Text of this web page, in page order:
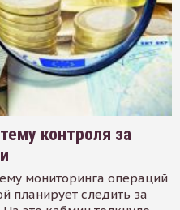
контроля за
мониторинга операций
планирует следить за